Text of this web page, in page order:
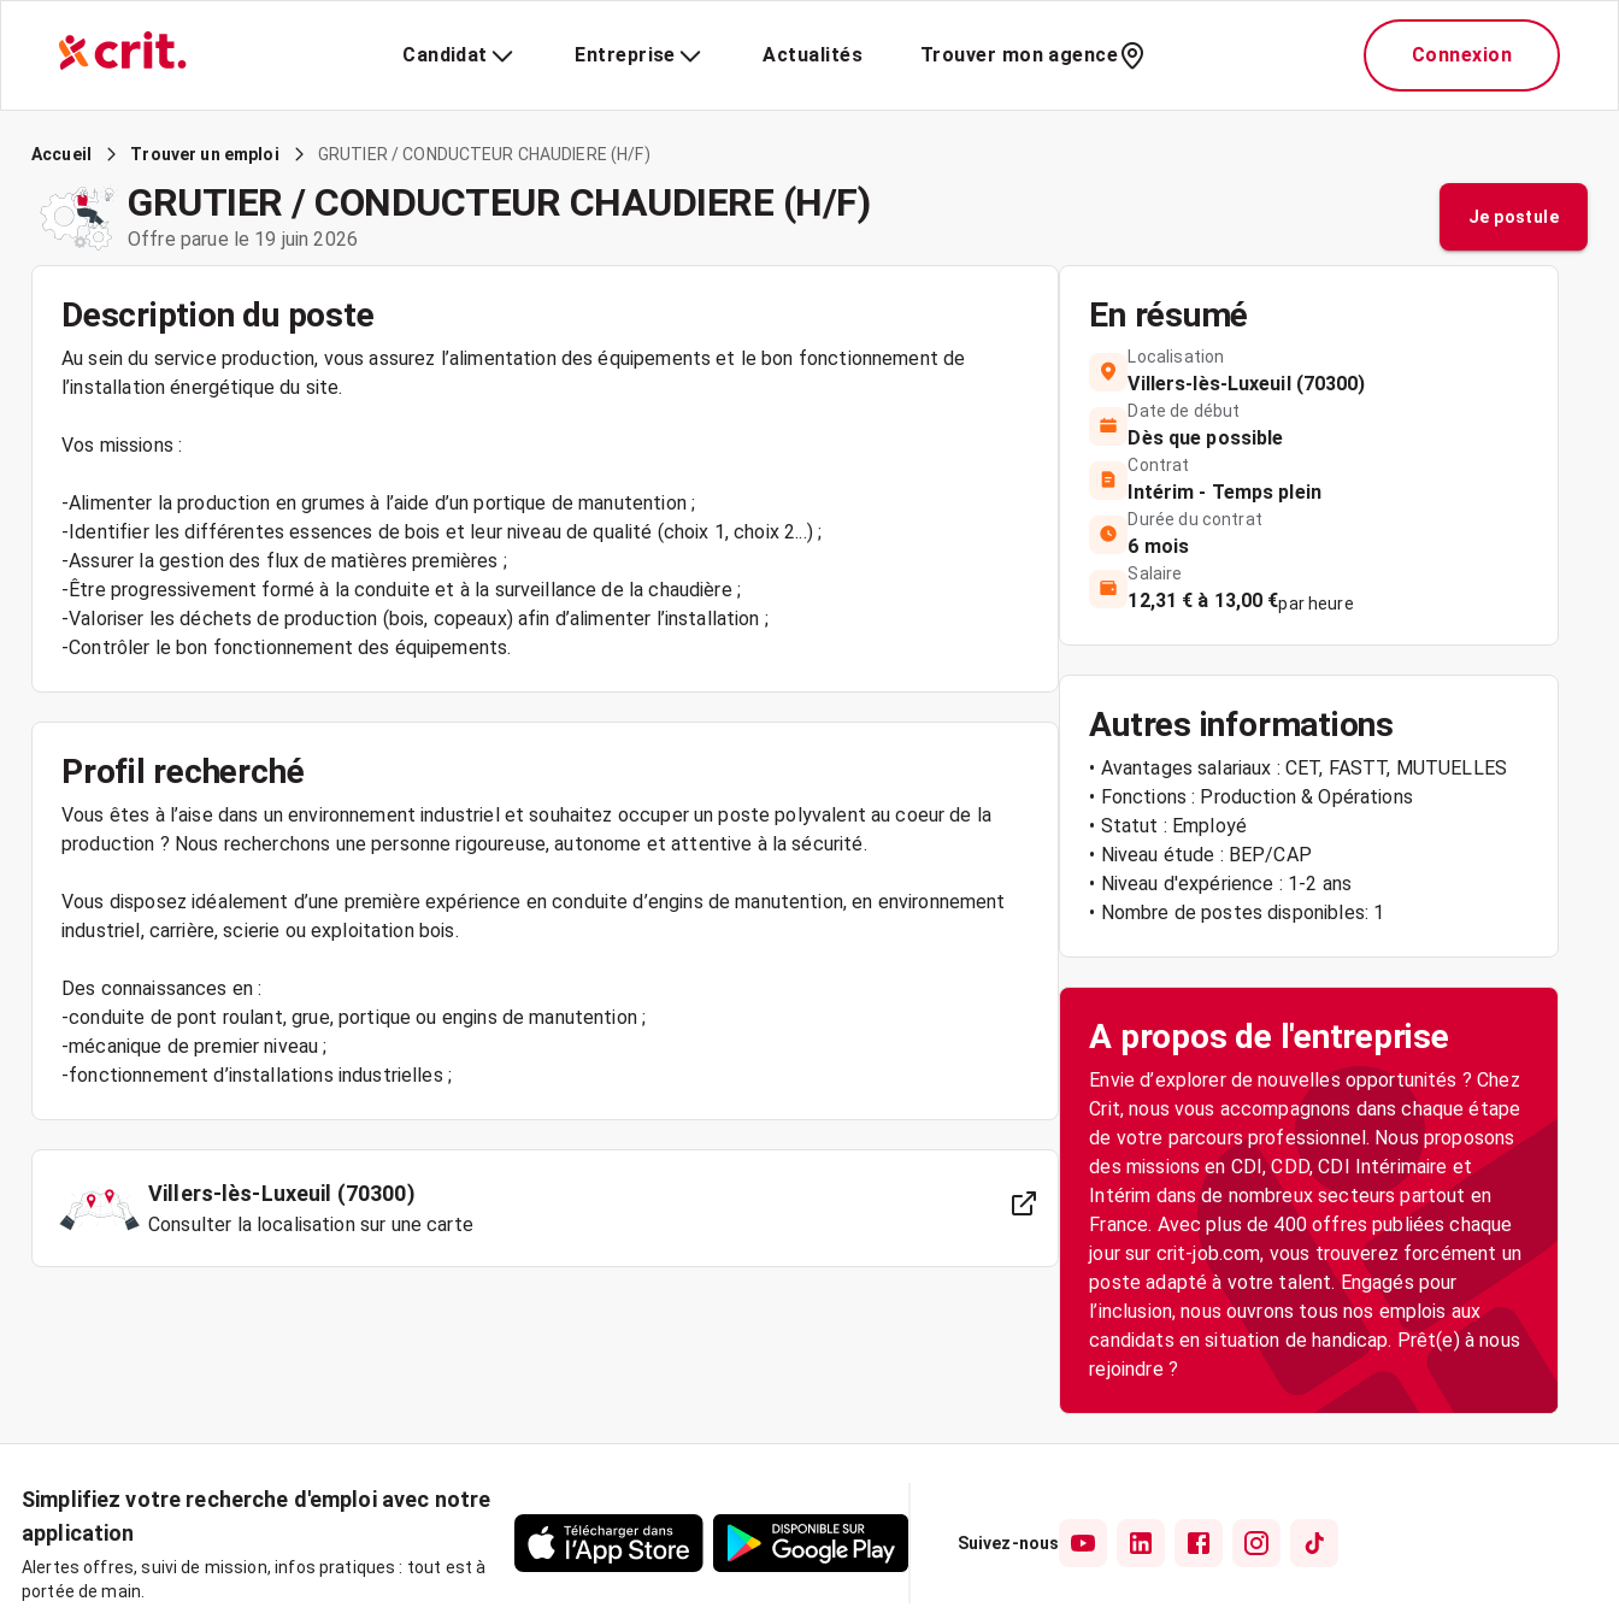
Candidat Entreprise Actualités Trouver mon agence Connexion
Accueil Trouver un emploi GRUTIER / CONDUCTEUR CHAUDIERE (H/F)
GRUTIER / CONDUCTEUR CHAUDIERE (H/F)
Offre parue le 19 juin 2026
Je postule
Description du poste
Au sein du service production, vous assurez l’alimentation des équipements et le bon fonctionnement de
l’installation énergétique du site.
Vos missions :
-Alimenter la production en grumes à l’aide d’un portique de manutention ;
-Identifier les différentes essences de bois et leur niveau de qualité (choix 1, choix 2...) ;
-Assurer la gestion des flux de matières premières ;
-Être progressivement formé à la conduite et à la surveillance de la chaudière ;
-Valoriser les déchets de production (bois, copeaux) afin d’alimenter l’installation ;
-Contrôler le bon fonctionnement des équipements.
Profil recherché
Vous êtes à l’aise dans un environnement industriel et souhaitez occuper un poste polyvalent au coeur de la
production ? Nous recherchons une personne rigoureuse, autonome et attentive à la sécurité.
Vous disposez idéalement d’une première expérience en conduite d’engins de manutention, en environnement
industriel, carrière, scierie ou exploitation bois.
Des connaissances en :
-conduite de pont roulant, grue, portique ou engins de manutention ;
-mécanique de premier niveau ;
-fonctionnement d’installations industrielles ;
Villers-lès-Luxeuil (70300)
Consulter la localisation sur une carte
En résumé
Localisation
Villers-lès-Luxeuil (70300)
Date de début
Dès que possible
Contrat
Intérim - Temps plein
Durée du contrat
6 mois
Salaire
12,31 € à 13,00 €par heure
Autres informations
• Avantages salariaux : CET, FASTT, MUTUELLES
• Fonctions : Production & Opérations
• Statut : Employé
• Niveau étude : BEP/CAP
• Niveau d'expérience : 1-2 ans
• Nombre de postes disponibles: 1
A propos de l'entreprise
Envie d’explorer de nouvelles opportunités ? Chez
Crit, nous vous accompagnons dans chaque étape
de votre parcours professionnel. Nous proposons
des missions en CDI, CDD, CDI Intérimaire et
Intérim dans de nombreux secteurs partout en
France. Avec plus de 400 offres publiées chaque
jour sur crit-job.com, vous trouverez forcément un
poste adapté à votre talent. Engagés pour
l’inclusion, nous ouvrons tous nos emplois aux
candidats en situation de handicap. Prêt(e) à nous
rejoindre ?
Simplifiez votre recherche d'emploi avec notre
application
Alertes offres, suivi de mission, infos pratiques : tout est à
portée de main.
Suivez-nous